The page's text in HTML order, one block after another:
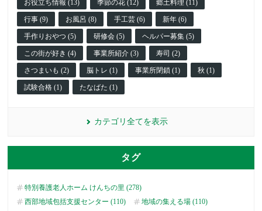
お役立ち情報 (13) 季節の花 (12) 郷土料理 (11)
行事 (9) お風呂 (8) 手工芸 (6) 新年 (6)
手作りおやつ (5) 研修会 (5) ヘルパー募集 (5)
この街が好き (4) 事業所紹介 (3) 寿司 (2)
さつまいも (2) 脳トレ (1) 事業所閉鎖 (1) 秋 (1)
試験合格 (1) たなばた (1)
カテゴリ全てを表示
タグ
特別養護老人ホーム けんちの里 (278)
西部地域包括支援センター (110)
地域の集える場 (110)